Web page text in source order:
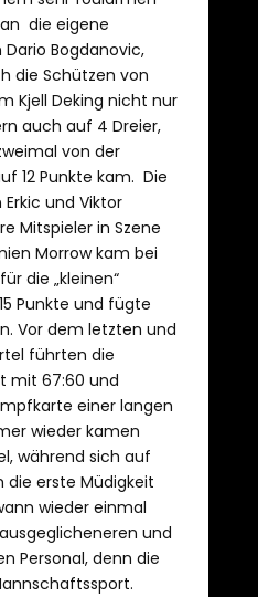
die eigene
Bogdanovic,
die Schützen von
Kjell Deking nicht nur
auch auf 4 Dreier,
von der
12 Punkte kam. Die
und Viktor
Mitspieler in Szene
Morrow kam bei
die „kleinen“
Punkte und fügte
Vor dem letzten und
führten die
mit 67:60 und
einer langen
wieder kamen
während sich auf
die erste Müdigkeit
wieder einmal
und
Personal, denn die